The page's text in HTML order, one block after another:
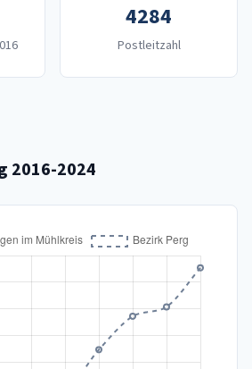
4284
Postleitzahl
2016-2024